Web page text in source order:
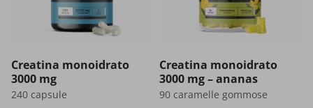
Creatina monoidrato
3000 mg
240 capsule
Creatina monoidrato
3000 mg – ananas
90 caramelle gommose